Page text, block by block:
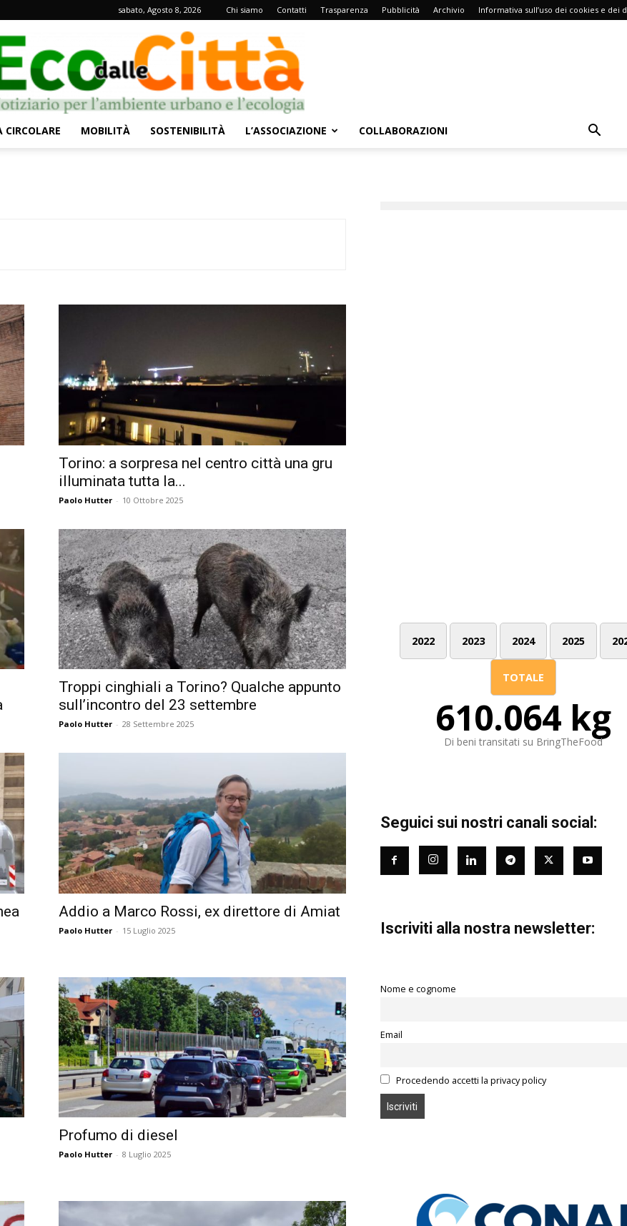
sabato, Agosto 8, 2026 Chi siamo Contatti Trasparenza Pubblicità Archivio Informativa sull’uso dei cookies e dei
CIRCOLARE MOBILITÀ SOSTENIBILITÀ L’ASSOCIAZIONE COLLABORAZIONI
Torino: a sorpresa nel centro città una gru
illuminata tutta la...
Paolo Hutter - 10 Ottobre 2025
Troppi cinghiali a Torino? Qualche appunto
sull’incontro del 23 settembre
Paolo Hutter - 28 Settembre 2025
Addio a Marco Rossi, ex direttore di Amiat
Paolo Hutter - 15 Luglio 2025
Profumo di diesel
Paolo Hutter - 8 Luglio 2025
2022 2023 2024 2025
TOTALE
610.064 kg
Di beni transitati su BringTheFood
Seguici sui nostri canali social:
Iscriviti alla nostra newsletter:
Nome e cognome
Email
Procedendo accetti la privacy policy